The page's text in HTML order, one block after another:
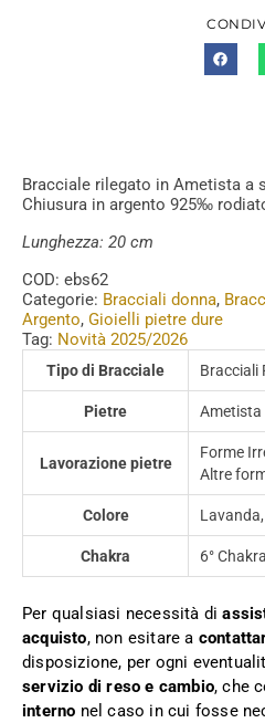
Bracciale rilegato in Ametista a
Chiusura in argento 925‰
Lunghezza: 20 cm
COD: ebs62
Categorie: Bracciali donna,
Argento, Gioielli pietre dure
Tag: Novità 2025/2026
Tipo di Bracciale Bracciali
Pietre Ametista
Lavorazione pietre
Forme
Altre
Colore
Chakra 6° Chakra
Per qualsiasi necessità di
acquisto, non esitare a
disposizione, per ogni
servizio di reso e cambio, che
interno nel caso in cui fosse